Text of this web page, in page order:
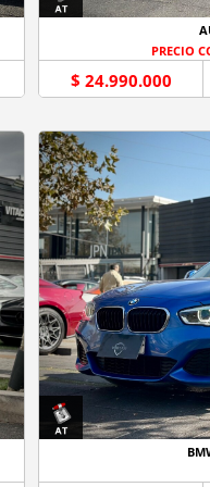
PRECIO
$ 24.990.000